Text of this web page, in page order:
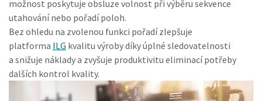
možnost poskytuje obsluze volnost při výběru sekvence
utahování nebo pořadí poloh.
Bez ohledu na zvolenou funkci pořadí zlepšuje
platforma ILG kvalitu výroby díky úplné sledovatelnosti
a snižuje náklady a zvyšuje produktivitu eliminací potřeby
dalších kontrol kvality.